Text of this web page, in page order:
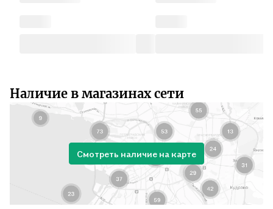
Наличие в магазинах сети
Смотреть наличие на карте